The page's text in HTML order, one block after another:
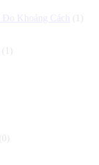
Khoảng Cách
(1)
(1)
(0)